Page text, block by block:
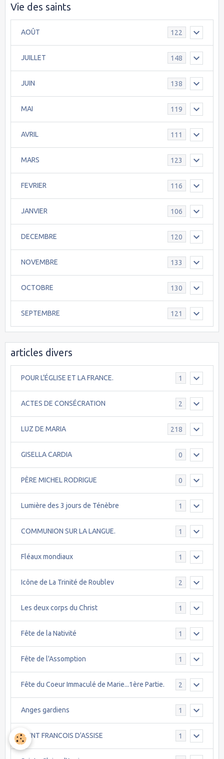
Vie des saints
AOÛT 122
JUILLET 148
JUIN 138
MAI 119
AVRIL 111
MARS 123
FEVRIER 116
JANVIER 106
DECEMBRE 120
NOVEMBRE 133
OCTOBRE 130
SEPTEMBRE 121
articles divers
POUR L’ÉGLISE ET LA FRANCE. 1
ACTES DE CONSÉCRATION 2
LUZ DE MARIA 218
GISELLA CARDIA 0
PÈRE MICHEL RODRIGUE 0
Lumière des 3 jours de Ténèbre 1
COMMUNION SUR LA LANGUE. 1
Fléaux mondiaux 1
Icône de La Trinité de Roublev 2
Les deux corps du Christ 1
Fête de la Nativité 1
Fête de l'Assomption 1
Fête du Coeur Immaculé de Marie...1ère Partie. 2
Anges gardiens 1
SAINT FRANCOIS D'ASSISE 1